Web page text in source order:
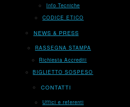
Info Tecniche
CODICE ETICO
NEWS & PRESS
RASSEGNA STAMPA
Richiesta Accrediti
BIGLIETTO SOSPESO
CONTATTI
Uffici e referenti